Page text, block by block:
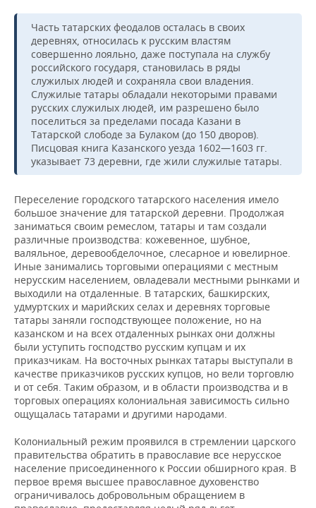
Часть татарских феодалов осталась в своих
деревнях, относилась к русским властям
совершенно лояльно, даже поступала на службу
российского государя, становилась в ряды
служилых людей и сохраняла свои владения.
Служилые татары обладали некоторыми правами
русских служилых людей, им разрешено было
поселиться за пределами посада Казани в
Татарской слободе за Булаком (до 150 дворов).
Писцовая книга Казанского уезда 1602—1603 гг.
указывает 73 деревни, где жили служилые татары.
Переселение городского татарского населения имело
большое значение для татарской деревни. Продолжая
заниматься своим ремеслом, татары и там создали
различные производства: кожевенное, шубное,
валяльное, деревообделочное, слесарное и ювелирное.
Иные занимались торговыми операциями с местным
нерусским населением, овладевали местными рынками и
выходили на отдаленные. В татарских, башкирских,
удмуртских и марийских селах и деревнях торговые
татары заняли господствующее положение, но на
казанском и на всех отдаленных рынках они должны
были уступить господство русским купцам и их
приказчикам. На восточных рынках татары выступали в
качестве приказчиков русских купцов, но вели торговлю
и от себя. Таким образом, и в области производства и в
торговых операциях колониальная зависимость сильно
ощущалась татарами и другими народами.
Колониальный режим проявился в стремлении царского
правительства обратить в православие все нерусское
население присоединенного к России обширного края. В
первое время высшее православное духовенство
ограничивалось добровольным обращением в